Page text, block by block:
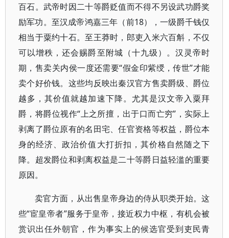
百石。武帝时因二十等爵贬值而不得不另设武功爵奖
励军功。至汉成帝鸿嘉三年（前18），一级爵千钱仅
相当于粟约十石。至王莽时，郎吏入米六百斛，不仅
可以增秩，还会赐爵至附城（十九级）。汉灵帝时
期，售卖关内侯一度还需要“假金印紫绶，传世”才能
卖个好价钱。这些均反映出秦汉官方售卖爵级、爵位
越多，其价值就越加速下降。尤其是汉文帝入粟拜
爵，将爵位视作“上之所擅，出于口而亡穷”，实际上
剥离了爵位原有的名田宅、任官资格等权益，爵位本
身的经济、政治价值大打折扣，其价格自然随之下
降。超发爵位和剥离权益是二十等爵日益轻滥的重要
原因。
卖官方面，从出售皇帝身边的侍从职类开始。这
些“宦皇帝者”服务于皇帝，接近权力中枢，有机会被
赏识出任外朝官，作为事实上的候选官受到吏民青